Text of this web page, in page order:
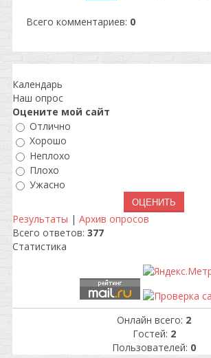
Всего комментариев: 0
Календарь
Наш опрос
Оцените мой сайт
Отлично
Хорошо
Неплохо
Плохо
Ужасно
Результаты | Архив опросов
Всего ответов: 377
Статистика
Онлайн всего: 2
Гостей: 2
Пользователей: 0